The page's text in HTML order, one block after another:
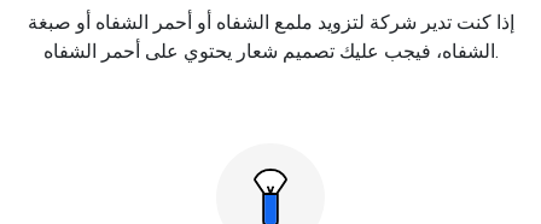
إذا كنت تدير شركة لتزويد ملمع الشفاه أو أحمر الشفاه أو صبغة
الشفاه، فيجب عليك تصميم شعار يحتوي على أحمر الشفاه.